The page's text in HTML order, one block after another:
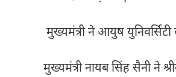
मुख्यमंत्री ने आयुष युनिवर्सिटी
मुख्यमंत्री नायब सिंह सैनी ने